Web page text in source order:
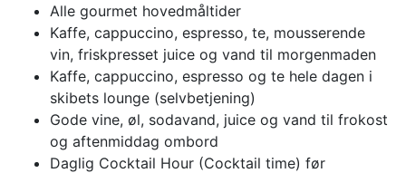
Alle gourmet hovedmåltider
Kaffe, cappuccino, espresso, te, mousserende
vin, friskpresset juice og vand til morgenmaden
Kaffe, cappuccino, espresso og te hele dagen i
skibets lounge (selvbetjening)
Gode vine, øl, sodavand, juice og vand til frokost
og aftenmiddag ombord
Daglig Cocktail Hour (Cocktail time) før